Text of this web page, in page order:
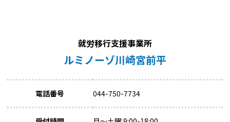
就労移行支援事業所
ルミノーゾ川崎宮前平
電話番号 044-750-7734